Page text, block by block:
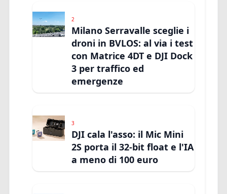
2
Milano Serravalle sceglie i
droni in BVLOS: al via i test
con Matrice 4DT e DJI Dock
3 per traffico ed
emergenze
3
DJI cala l'asso: il Mic Mini
2S porta il 32-bit float e l'IA
a meno di 100 euro